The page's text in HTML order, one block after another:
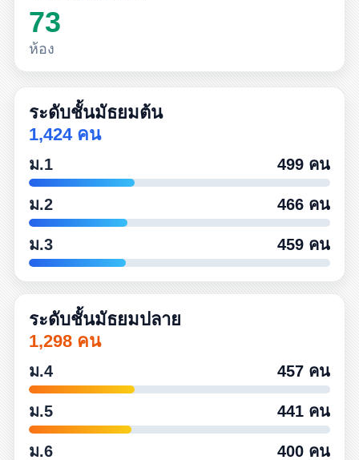
73
ห้อง
ระดับชั้นมัธยมต้น
1,424 คน
ม.1 499 คน
ม.2 466 คน
ม.3 459 คน
ระดับชั้นมัธยมปลาย
1,298 คน
ม.4 457 คน
ม.5 441 คน
ม.6 400 คน